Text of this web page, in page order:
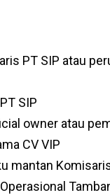
PT SIP atau
SIP
owner atau
CV VIP
mantan